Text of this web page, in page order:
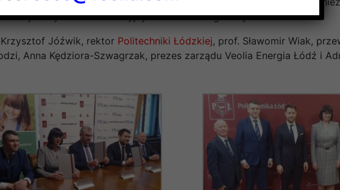
i wykorzystania innowacyjnych źródeł energii w tym OZE.
Jóźwik, rektor Politechniki Łódzkiej, prof. Sławomir Wiak,
Anna Kędziora-Szwagrzak, prezes zarządu Veolia Energia Łódź i